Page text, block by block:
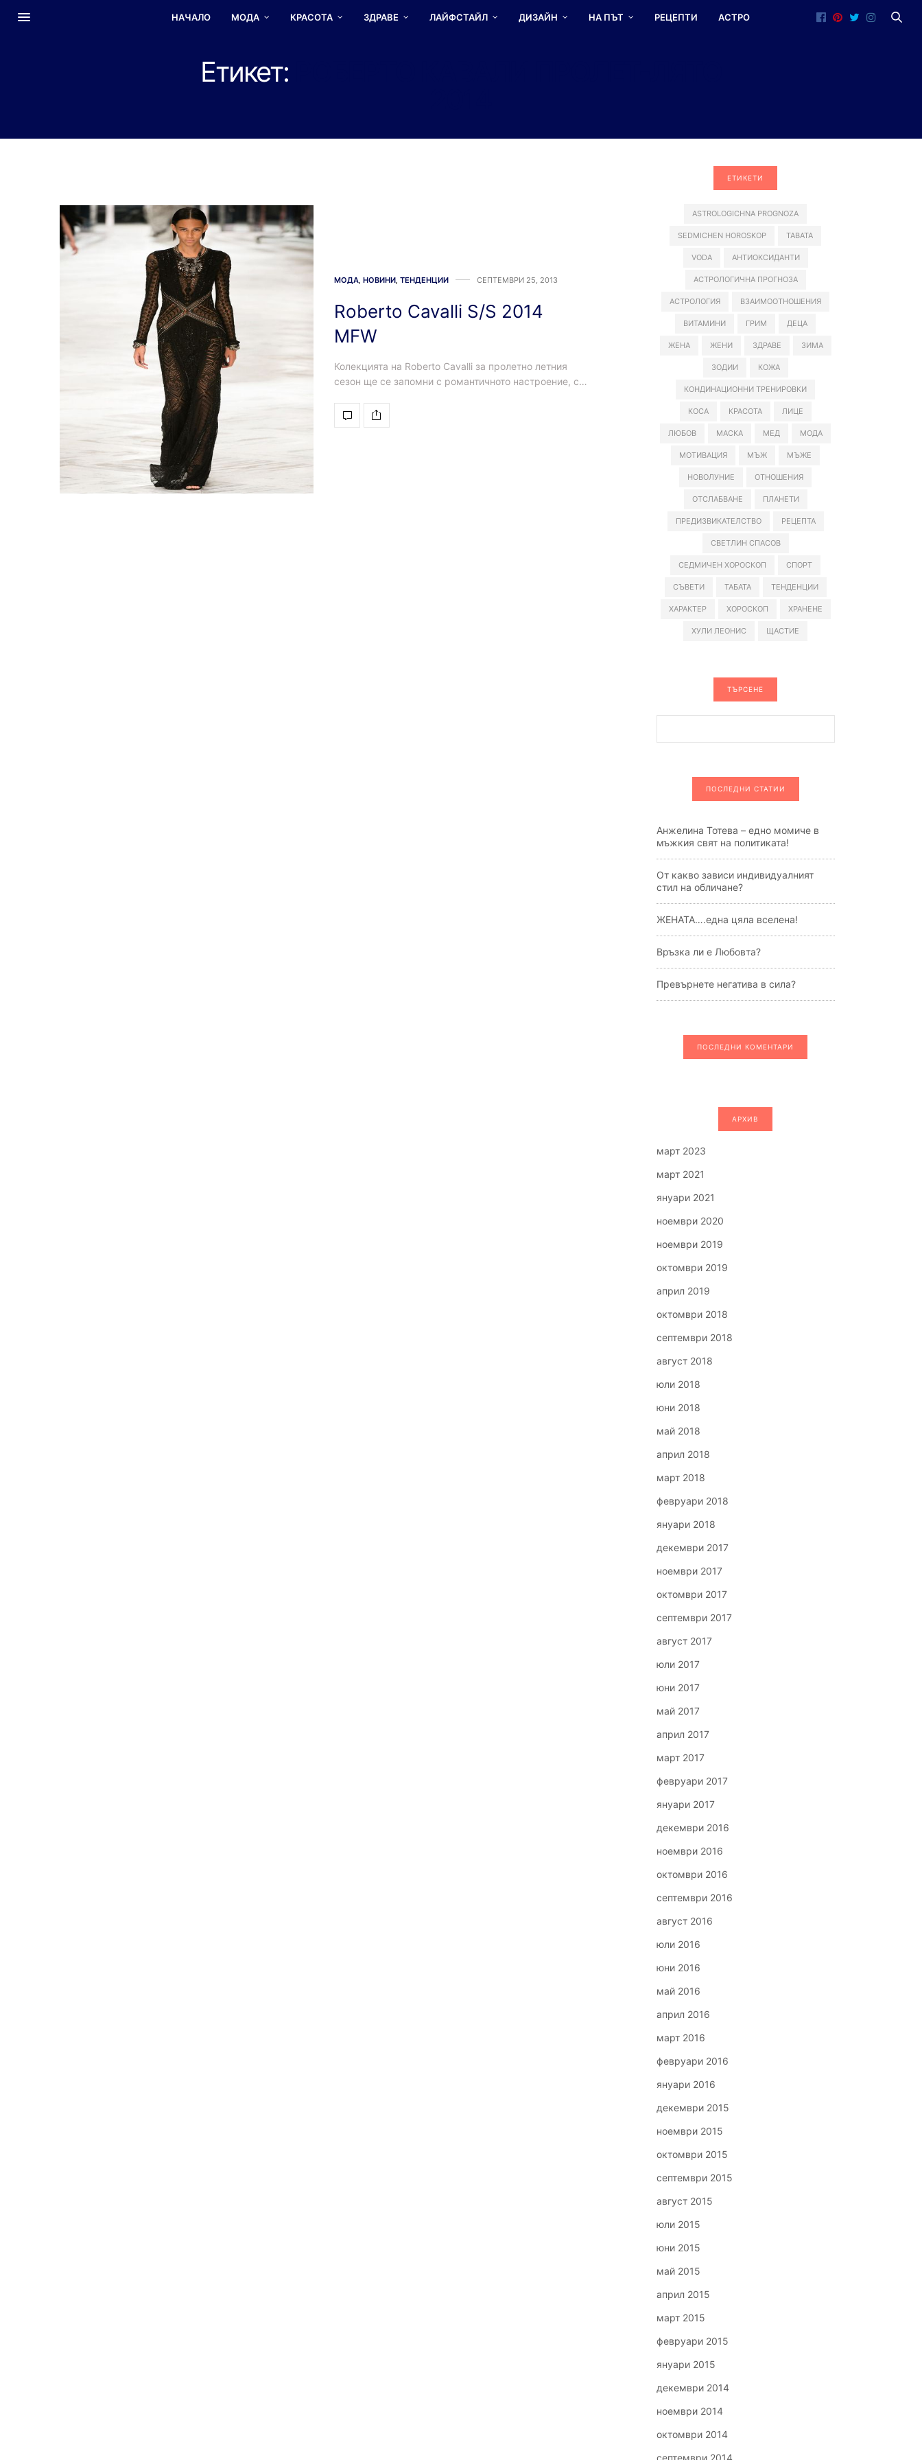
НАЧАЛО МОДА КРАСОТА ЗДРАВЕ ЛАЙФСТАЙЛ ДИЗАЙН НА ПЪТ РЕЦЕПТИ АСТРО
Етикет:
МОДА НОВИНИ ТЕНДЕНЦИИ СЕПТЕМВРИ 25, 2013
Roberto Cavalli S/S 2014
MFW
Колекцията на Roberto Cavalli за пролетно летния
сезон ще се запомни с романтичното настроение, с…
ЕТИКЕТИ
ASTROLOGICHNA PROGNOZA
SEDMICHEN HOROSKOP TABATA
VODA АНТИОКСИДАНТИ
АСТРОЛОГИЧНА ПРОГНОЗА
АСТРОЛОГИЯ ВЗАИМООТНОШЕНИЯ
ВИТАМИНИ ГРИМ ДЕЦА
ЖЕНА ЖЕНИ ЗДРАВЕ ЗИМА
ЗОДИИ КОЖА
КОНДИНАЦИОННИ ТРЕНИРОВКИ
КОСА КРАСОТА ЛИЦЕ
ЛЮБОВ МАСКА МЕД МОДА
МОТИВАЦИЯ МЪЖ МЪЖЕ
НОВОЛУНИЕ ОТНОШЕНИЯ
ОТСЛАБВАНЕ ПЛАНЕТИ
ПРЕДИЗВИКАТЕЛСТВО РЕЦЕПТА
СВЕТЛИН СПАСОВ
СЕДМИЧЕН ХОРОСКОП СПОРТ
СЪВЕТИ ТАБАТА ТЕНДЕНЦИИ
ХАРАКТЕР ХОРОСКОП ХРАНЕНЕ
ХУЛИ ЛЕОНИС ЩАСТИЕ
ТЪРСЕНЕ
ПОСЛЕДНИ СТАТИИ
Анжелина Тотева – едно момиче в
мъжкия свят на политиката!
От какво зависи индивидуалният
стил на обличане?
ЖЕНАТА….една цяла вселена!
Връзка ли е Любовта?
Превърнете негатива в сила?
ПОСЛЕДНИ КОМЕНТАРИ
АРХИВ
март 2023
март 2021
януари 2021
ноември 2020
ноември 2019
октомври 2019
април 2019
октомври 2018
септември 2018
август 2018
юли 2018
юни 2018
май 2018
април 2018
март 2018
февруари 2018
януари 2018
декември 2017
ноември 2017
октомври 2017
септември 2017
август 2017
юли 2017
юни 2017
май 2017
април 2017
март 2017
февруари 2017
януари 2017
декември 2016
ноември 2016
октомври 2016
септември 2016
август 2016
юли 2016
юни 2016
май 2016
април 2016
март 2016
февруари 2016
януари 2016
декември 2015
ноември 2015
октомври 2015
септември 2015
август 2015
юли 2015
юни 2015
май 2015
април 2015
март 2015
февруари 2015
януари 2015
декември 2014
ноември 2014
октомври 2014
септември 2014